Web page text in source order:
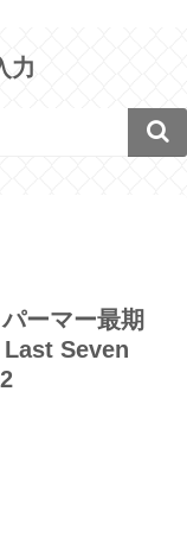
力
ーマー最期
Seven